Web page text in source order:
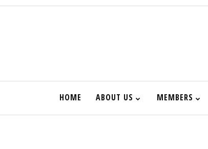
HOME ABOUT US MEMBERS